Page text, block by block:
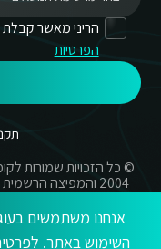
השימוש באתר. לפרטים
הריני מאשר קבלת
הפרטיות
מסחריים אשר בשימוש